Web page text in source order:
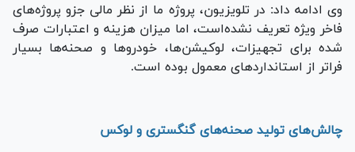
وی ادامه داد: در تلویزیون، پروژه ما از نظر مالی جزو پروژه‌های
فاخر ویژه تعریف نشده‌است، اما میزان هزینه و اعتبارات صرف
شده برای تجهیزات، لوکیشن‌ها، خودروها و صحنه‌ها بسیار
فراتر از استانداردهای معمول بوده است.
چالش‌های تولید صحنه‌های گنگستری و لوکس